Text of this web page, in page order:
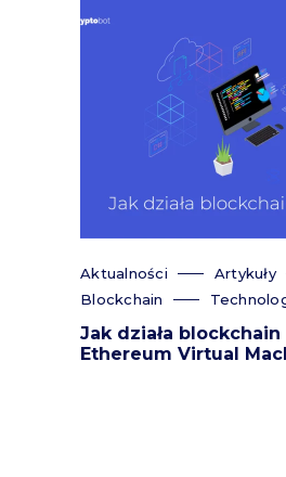
Aktualności
Artykuły
Blockchain
Jak działa
Ethereum Virtual